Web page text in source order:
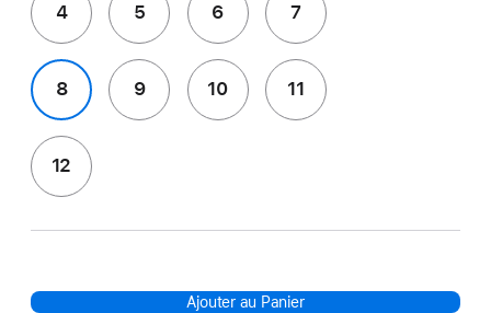
4 5 6 7
8 9 10 11
12
Ajouter au Panier